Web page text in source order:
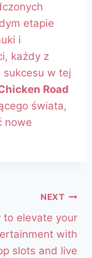
etapie
i
każdy z
sukcesu w tej
Road
świata,
nowe
NEXT
to elevate your
with
slots and live